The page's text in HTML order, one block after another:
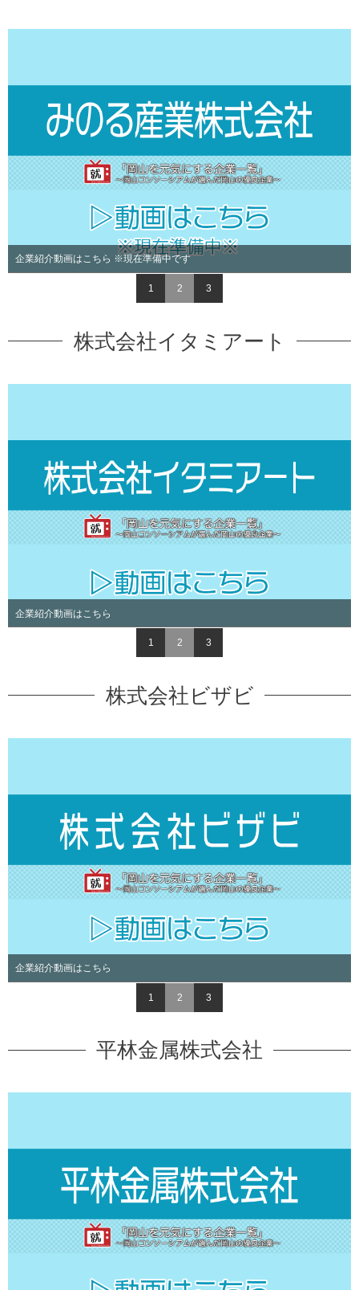
企業紹介動画はこちら ※現在準備中です
1 2 3
株式会社イタミアート
企業紹介動画はこちら
1 2 3
株式会社ビザビ
企業紹介動画はこちら
1 2 3
平林金属株式会社